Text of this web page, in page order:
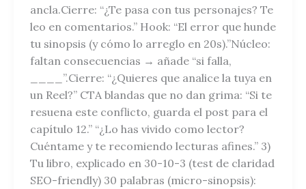
ancla.Cierre: “¿Te pasa con tus personajes? Te
leo en comentarios.” Hook: “El error que hunde
tu sinopsis (y cómo lo arreglo en 20s).”Núcleo:
faltan consecuencias → añade “si falla,
____”.Cierre: “¿Quieres que analice la tuya en
un Reel?” CTA blandas que no dan grima: “Si te
resuena este conflicto, guarda el post para el
capítulo 12.” “¿Lo has vivido como lector?
Cuéntame y te recomiendo lecturas afines.” 3)
Tu libro, explicado en 30-10-3 (test de claridad
SEO-friendly) 30 palabras (micro-sinopsis):